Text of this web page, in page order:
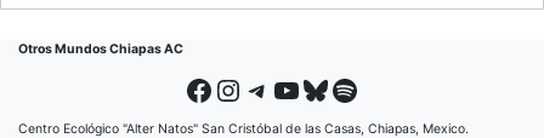
Otros Mundos Chiapas AC
Facebook Instagram Telegram YouTube Bluesky Spotify
Centro Ecológico "Alter Natos" San Cristóbal de las Casas, Chiapas, Mexico.